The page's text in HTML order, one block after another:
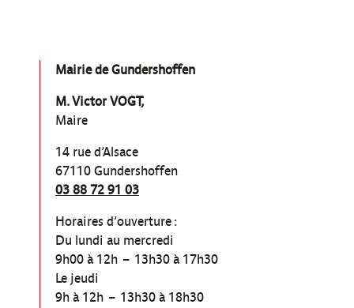
Mairie de Gundershoffen
M. Victor VOGT,
Maire
14 rue d’Alsace
67110 Gundershoffen
03 88 72 91 03
Horaires d’ouverture :
Du lundi au mercredi
9h00 à 12h – 13h30 à 17h30
Le jeudi
9h à 12h – 13h30 à 18h30